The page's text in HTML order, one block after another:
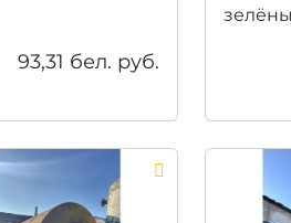
93,31 бел. руб.